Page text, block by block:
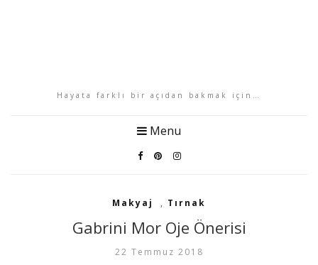
Hayata farklı bir açıdan bakmak için…
Menu
Makyaj , Tırnak
Gabrini Mor Oje Önerisi
22 Temmuz 2018